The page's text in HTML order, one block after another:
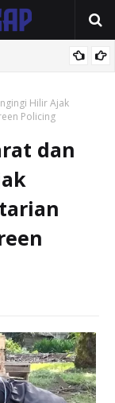
Kedatukan Melayu
Hilir Ajak
Policing
dan